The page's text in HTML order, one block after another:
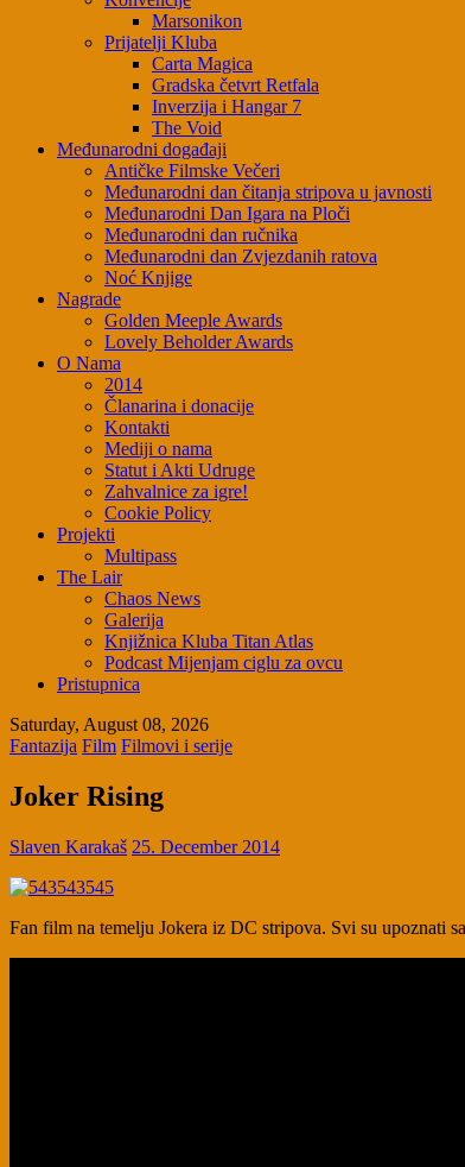
Marsonikon
Prijatelji Kluba
Carta Magica
Gradska četvrt Retfala
Inverzija i Hangar 7
The Void
Međunarodni događaji
Antičke Filmske Večeri
Međunarodni dan čitanja stripova u javnosti
Međunarodni Dan Igara na Ploči
Međunarodni dan ručnika
Međunarodni dan Zvjezdanih ratova
Noć Knjige
Nagrade
Golden Meeple Awards
Lovely Beholder Awards
O Nama
2014
Članarina i donacije
Kontakti
Mediji o nama
Statut i Akti Udruge
Zahvalnice za igre!
Cookie Policy
Projekti
Multipass
The Lair
Chaos News
Galerija
Knjižnica Kluba Titan Atlas
Podcast Mijenjam ciglu za ovcu
Pristupnica
Saturday, August 08, 2026
Fantazija Film Filmovi i serije
Joker Rising
Slaven Karakaš 25. December 2014
Fan film na temelju Jokera iz DC stripova. Svi su upoznati